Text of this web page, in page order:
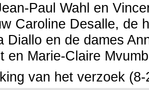
Paul Wahl en
Caroline Desalle, de
Diallo en de dames
en Marie-Claire
van het verzoek